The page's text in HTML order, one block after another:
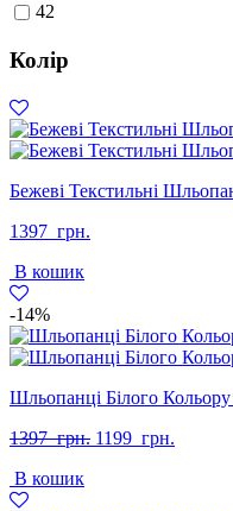
42
Колір
Бежеві Текстильні
1397 грн.
В кошик
-14%
Шльопанці Білого
1397 грн. Оригінальна
1199 грн.
В кошик